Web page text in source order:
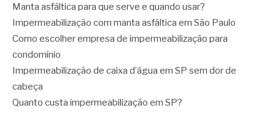
Manta asfáltica para que serve e quando usar?
Impermeabilização com manta asfáltica em São Paulo
Como escolher empresa de impermeabilização para
condomínio
Impermeabilização de caixa d’água em SP sem dor de
cabeça
Quanto custa impermeabilização em SP?